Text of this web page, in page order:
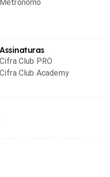
Metrônomo
Assinaturas
Cifra Club PRO
Cifra Club Academy